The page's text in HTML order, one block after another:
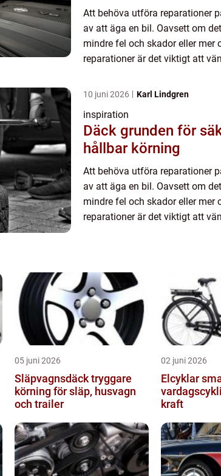
Att behöva utföra reparationer
av att äga en bil. Oavsett om
mindre fel och skador eller mer
reparationer är det viktigt att
10 juni 2026 Karl Lindgren
inspiration
Däck grunden för säker och
hållbar körning
Att behöva utföra reparationer
av att äga en bil. Oavsett om
mindre fel och skador eller mer
reparationer är det viktigt att
05 juni 2026
Släpvagnsdäck tryggare
körning för släp, husvagn
och trailer
02 juni 2026
Elcyklar smart
kraft